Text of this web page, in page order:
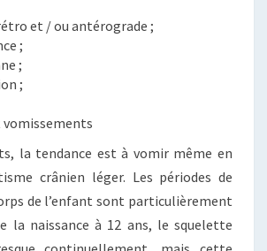
et / ou antérograde ;
;
;
;
vomissements
la tendance est à vomir même en
crânien léger. Les périodes de
de l’enfant sont particulièrement
la naissance à 12 ans, le squelette